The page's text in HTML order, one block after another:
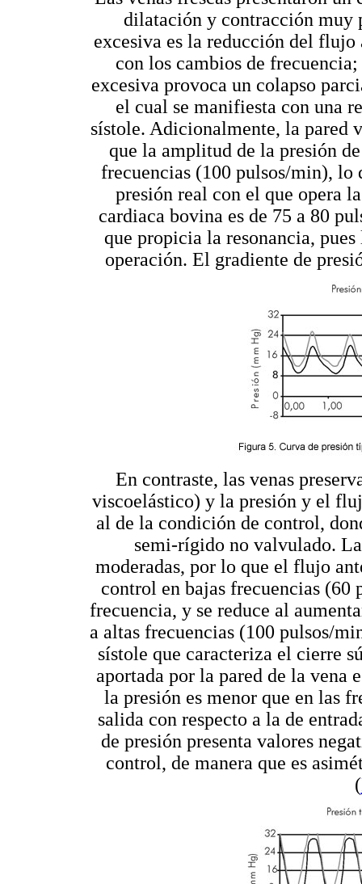
dilatación y contracción muy
excesiva es la reducción del flujo
con los cambios de
excesiva provoca un colapso
el cual se manifiesta con una
sístole. Adicionalmente, la pared
que la amplitud de la presión
frecuencias (100 pulsos/min),
presión real con el que opera
cardiaca bovina es de 75 a 80
que propicia la resonancia,
operación. El gradiente de
En contraste, las venas
viscoelástico) y la presión y el
al de la condición de control,
semi-rígido no valvulado.
moderadas, por lo que el flujo
control en bajas frecuencias (60
frecuencia, y se reduce al
a altas frecuencias (100 pulsos/
sístole que caracteriza el cierre
aportada por la pared de la vena
la presión es menor que en las
salida con respecto a la de
de presión presenta valores
control, de manera que es
(